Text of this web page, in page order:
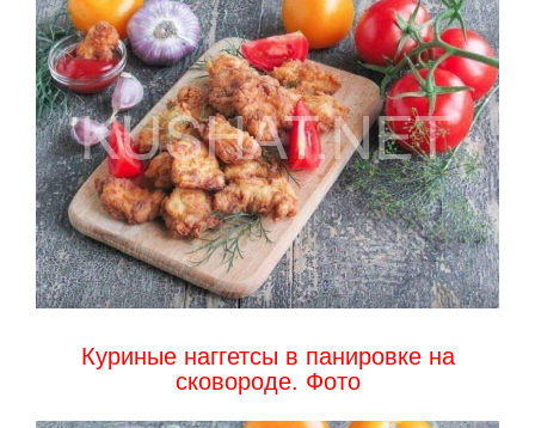
Куриные наггетсы в панировке на
сковороде. Фото